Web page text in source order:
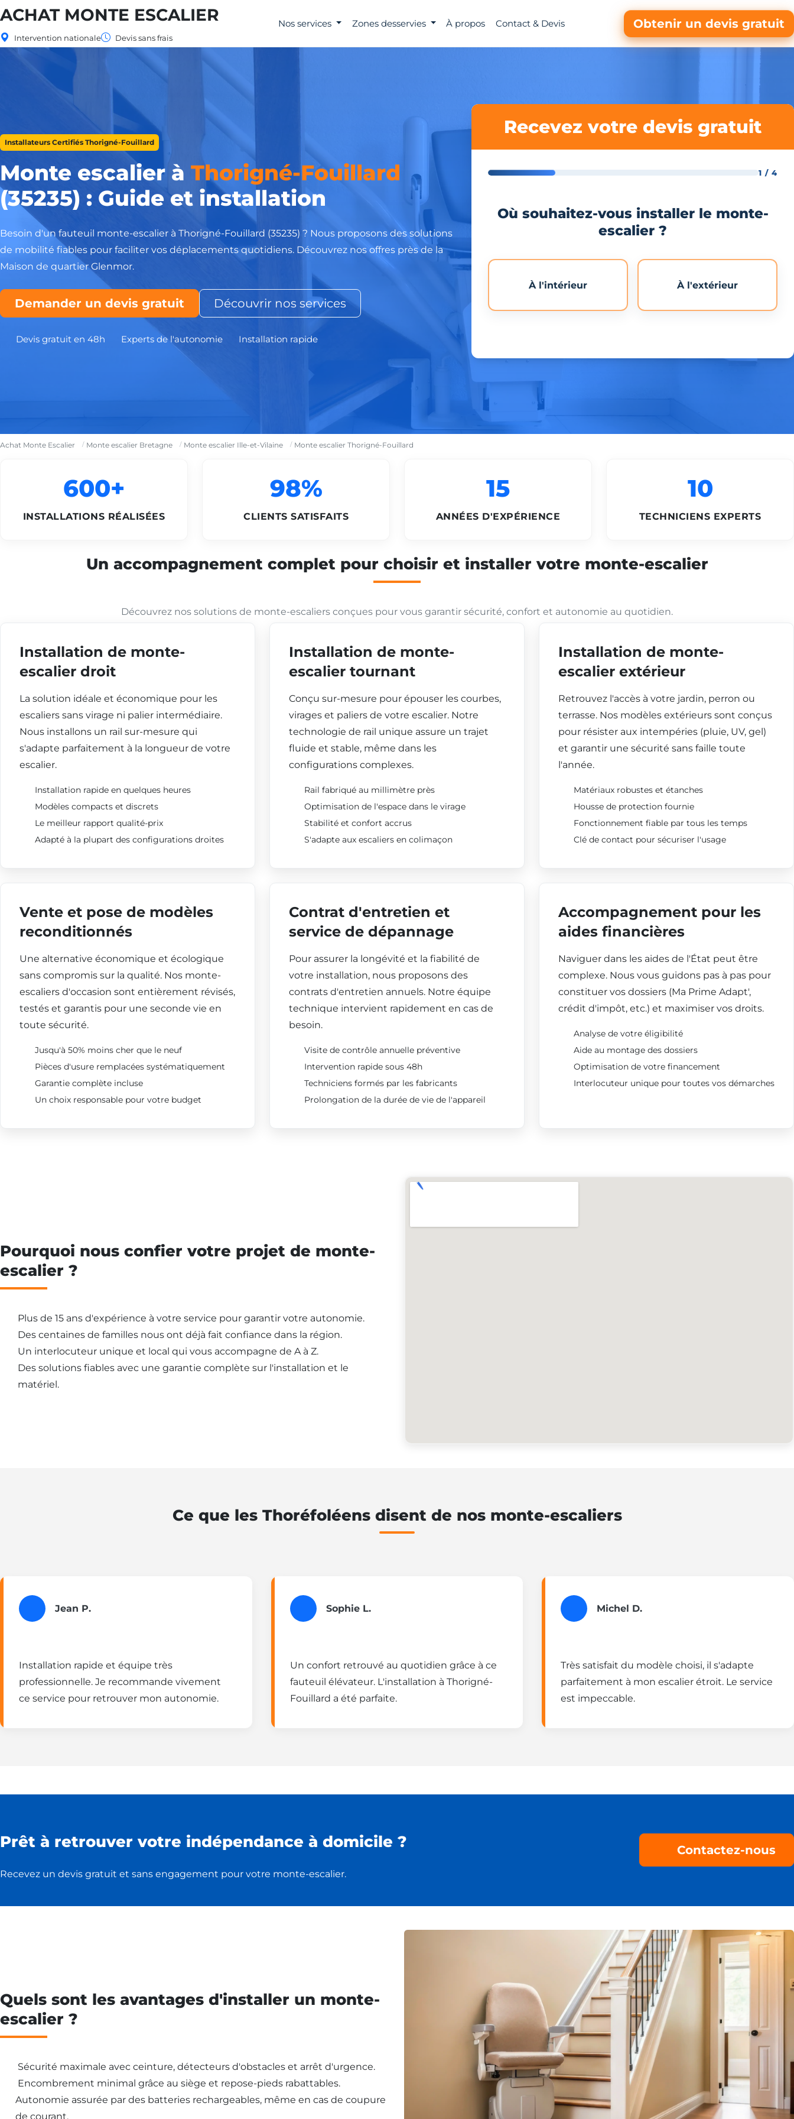
ACHAT MONTE ESCALIER
Intervention nationale Devis sans frais
Nos services Zones desservies À propos Contact & Devis Obtenir un devis gratuit
Installateurs Certifiés Thorigné-Fouillard
Monte escalier à Thorigné-Fouillard
(35235) : Guide et installation
Besoin d'un fauteuil monte-escalier à Thorigné-Fouillard (35235) ? Nous proposons des solutions
de mobilité fiables pour faciliter vos déplacements quotidiens. Découvrez nos offres près de la
Maison de quartier Glenmor.
Demander un devis gratuit Découvrir nos services
Devis gratuit en 48h Experts de l'autonomie Installation rapide
Recevez votre devis gratuit
1 / 4
Où souhaitez-vous installer le monte-
escalier ?
À l'intérieur À l'extérieur
Achat Monte Escalier Monte escalier Bretagne Monte escalier Ille-et-Vilaine Monte escalier Thorigné-Fouillard
600+
INSTALLATIONS RÉALISÉES
98%
CLIENTS SATISFAITS
15
ANNÉES D'EXPÉRIENCE
10
TECHNICIENS EXPERTS
Un accompagnement complet pour choisir et installer votre monte-escalier
Découvrez nos solutions de monte-escaliers conçues pour vous garantir sécurité, confort et autonomie au quotidien.
Installation de monte-
escalier droit
La solution idéale et économique pour les
escaliers sans virage ni palier intermédiaire.
Nous installons un rail sur-mesure qui
s'adapte parfaitement à la longueur de votre
escalier.
Installation rapide en quelques heures
Modèles compacts et discrets
Le meilleur rapport qualité-prix
Adapté à la plupart des configurations droites
Installation de monte-
escalier tournant
Conçu sur-mesure pour épouser les courbes,
virages et paliers de votre escalier. Notre
technologie de rail unique assure un trajet
fluide et stable, même dans les
configurations complexes.
Rail fabriqué au millimètre près
Optimisation de l'espace dans le virage
Stabilité et confort accrus
S'adapte aux escaliers en colimaçon
Installation de monte-
escalier extérieur
Retrouvez l'accès à votre jardin, perron ou
terrasse. Nos modèles extérieurs sont conçus
pour résister aux intempéries (pluie, UV, gel)
et garantir une sécurité sans faille toute
l'année.
Matériaux robustes et étanches
Housse de protection fournie
Fonctionnement fiable par tous les temps
Clé de contact pour sécuriser l'usage
Vente et pose de modèles
reconditionnés
Une alternative économique et écologique
sans compromis sur la qualité. Nos monte-
escaliers d'occasion sont entièrement révisés,
testés et garantis pour une seconde vie en
toute sécurité.
Jusqu'à 50% moins cher que le neuf
Pièces d'usure remplacées systématiquement
Garantie complète incluse
Un choix responsable pour votre budget
Contrat d'entretien et
service de dépannage
Pour assurer la longévité et la fiabilité de
votre installation, nous proposons des
contrats d'entretien annuels. Notre équipe
technique intervient rapidement en cas de
besoin.
Visite de contrôle annuelle préventive
Intervention rapide sous 48h
Techniciens formés par les fabricants
Prolongation de la durée de vie de l'appareil
Accompagnement pour les
aides financières
Naviguer dans les aides de l'État peut être
complexe. Nous vous guidons pas à pas pour
constituer vos dossiers (Ma Prime Adapt',
crédit d'impôt, etc.) et maximiser vos droits.
Analyse de votre éligibilité
Aide au montage des dossiers
Optimisation de votre financement
Interlocuteur unique pour toutes vos démarches
Pourquoi nous confier votre projet de monte-
escalier ?
Plus de 15 ans d'expérience à votre service pour garantir votre autonomie.
Des centaines de familles nous ont déjà fait confiance dans la région.
Un interlocuteur unique et local qui vous accompagne de A à Z.
Des solutions fiables avec une garantie complète sur l'installation et le
matériel.
Ce que les Thoréfoléens disent de nos monte-escaliers
Jean P.
Installation rapide et équipe très
professionnelle. Je recommande vivement
ce service pour retrouver mon autonomie.
Sophie L.
Un confort retrouvé au quotidien grâce à ce
fauteuil élévateur. L'installation à Thorigné-
Fouillard a été parfaite.
Michel D.
Très satisfait du modèle choisi, il s'adapte
parfaitement à mon escalier étroit. Le service
est impeccable.
Prêt à retrouver votre indépendance à domicile ?
Recevez un devis gratuit et sans engagement pour votre monte-escalier.
Contactez-nous
Quels sont les avantages d'installer un monte-
escalier ?
Sécurité maximale avec ceinture, détecteurs d'obstacles et arrêt d'urgence.
Encombrement minimal grâce au siège et repose-pieds rabattables.
Autonomie assurée par des batteries rechargeables, même en cas de coupure
de courant.